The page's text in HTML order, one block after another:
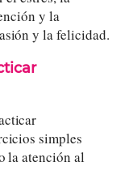
y la
y la felicidad.
simples
la atención al